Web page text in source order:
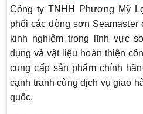
Công ty TNHH Phương Mỹ
phối các dòng sơn
kinh nghiệm trong lĩnh vực
dụng và vật liệu hoàn thiện
cung cấp sản phẩm chính
cạnh tranh cùng dịch vụ giao
quốc.